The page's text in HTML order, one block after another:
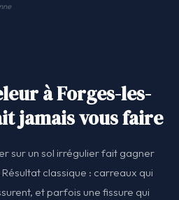
à Forges-les-
jamais vous faire
sur un sol irrégulier fait gagner
classique : carreaux qui
et parfois une fissure qui